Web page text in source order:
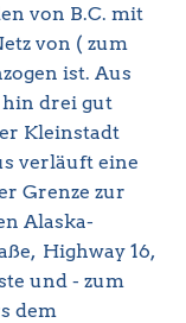
von B.C. mit
von ( zum
ist. Aus
drei gut
Kleinstadt
verläuft eine
Grenze zur
Alaska-
Highway 16,
und - zum
dem